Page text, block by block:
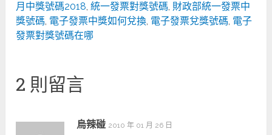
月中獎號碼2018,統一發票對獎號碼, 財政部統一發票中
獎號碼, 電子發票中獎如何兌換, 電子發票兌獎號碼, 電子
發票對獎號碼在哪
2 則留言
烏辣碰 2010 年 01 月 26 日